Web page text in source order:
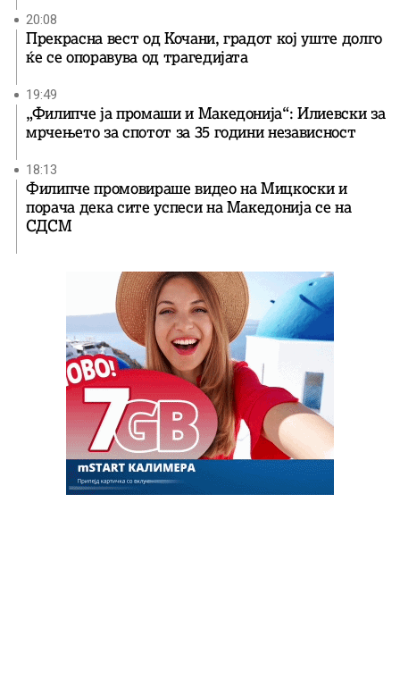
20:08
Прекрасна вест од Кочани, градот кој уште долго
ќе се опоравува од трагедијата
19:49
„Филипче ја промаши и Македонија“: Илиевски за
мрчењето за спотот за 35 години независност
18:13
Филипче промовираше видео на Мицкоски и
порача дека сите успеси на Македонија се на
СДСМ